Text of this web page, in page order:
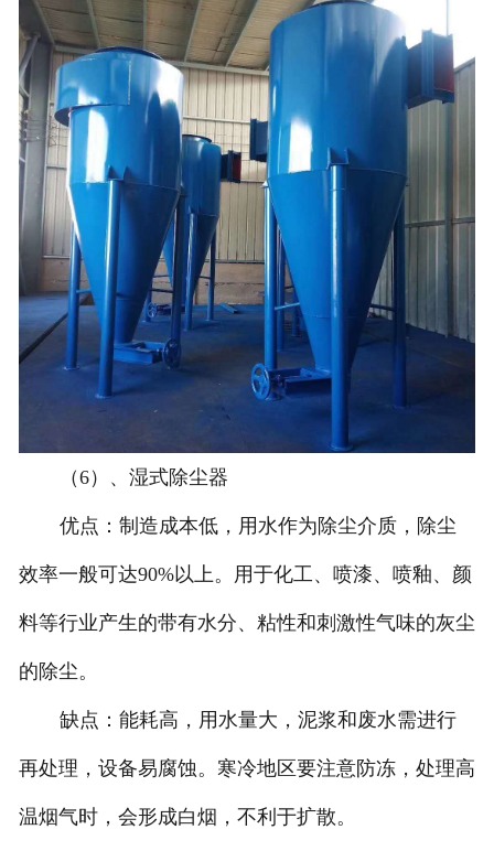
（6）、湿式除尘器
优点：制造成本低，用水作为除尘介质，除尘
效率一般可达90%以上。用于化工、喷漆、喷釉、颜
料等行业产生的带有水分、粘性和刺激性气味的灰尘
的除尘。
缺点：能耗高，用水量大，泥浆和废水需进行
再处理，设备易腐蚀。寒冷地区要注意防冻，处理高
温烟气时，会形成白烟，不利于扩散。